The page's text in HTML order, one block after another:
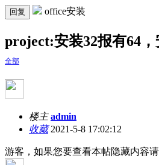
回复 office安装
project:安装32报有64，
全部
楼主 admin
收藏2021-5-8 17:02:12
游客，如果您要查看本帖隐藏内容请